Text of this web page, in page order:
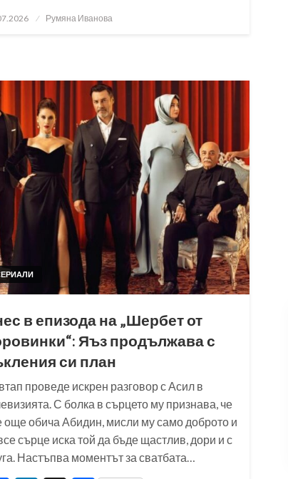
Румяна Иванова
в епизода на „Шербет от
Яъз продължава с
си план
проведе искрен разговор с Асил в
С болка в сърцето му признава, че
още обича Абидин, мисли му само доброто и
сърце иска той да бъде щастлив, дори и с
Настъпва моментът за сватбата…